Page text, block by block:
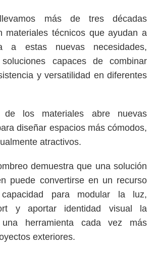
más de tres décadas
materiales técnicos que ayudan a
a estas nuevas necesidades,
soluciones capaces de combinar
y versatilidad en diferentes
de los materiales abre nuevas
diseñar espacios más cómodos,
atractivos.
demuestra que una solución
puede convertirse en un recurso
para modular la luz,
y aportar identidad visual la
herramienta cada vez más
exteriores.